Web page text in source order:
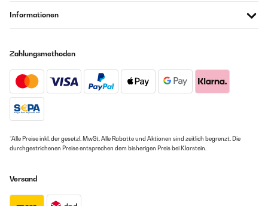
Informationen
Zahlungsmethoden
*Alle Preise inkl. der gesetzl. MwSt. Alle Rabatte und Aktionen sind zeitlich begrenzt. Die
durchgestrichenen Preise entsprechen dem bisherigen Preis bei Klarstein.
Versand